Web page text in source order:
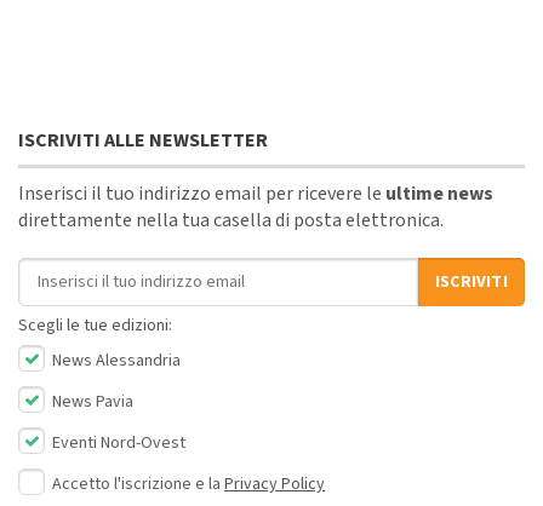
ISCRIVITI ALLE NEWSLETTER
Inserisci il tuo indirizzo email per ricevere le ultime news
direttamente nella tua casella di posta elettronica.
Indirizzo email
ISCRIVITI
Scegli le tue edizioni:
News Alessandria
News Pavia
Eventi Nord-Ovest
Accetto l'iscrizione e la Privacy Policy